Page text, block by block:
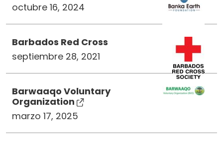
octubre 16, 2024
Barbados Red Cross
septiembre 28, 2021
Barwaaqo Voluntary
Organization
marzo 17, 2025